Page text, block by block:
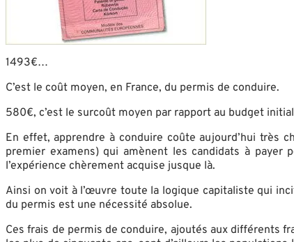
1493€…
C’est le coût moyen, en France, du permis de conduire.
580€, c’est le surcoût moyen par rapport au budget
En effet, apprendre à conduire coûte aujourd’hui très
premier examens) qui amènent les candidats à
l’expérience chèrement acquise jusque là.
Ainsi on voit à l’œuvre toute la logique capitaliste qui
du permis est une nécessité absolue.
Ces frais de permis de conduire, ajoutés aux différents